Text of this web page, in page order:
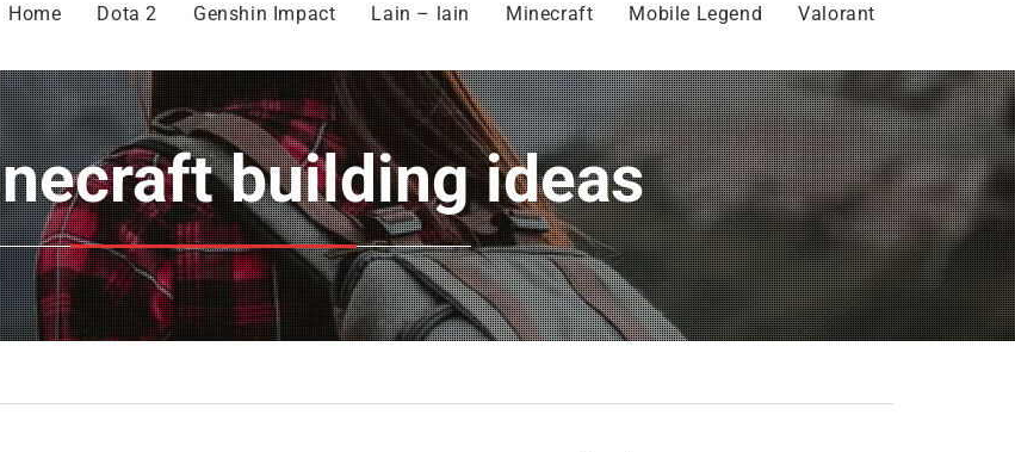
Home Dota 2 Genshin Impact Lain – lain Minecraft Mobile Legend Valorant
building ideas